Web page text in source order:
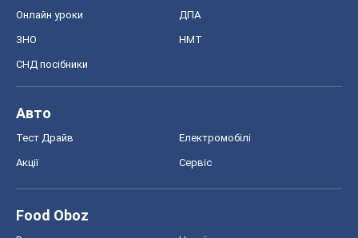
Онлайн уроки ДПА
ЗНО НМТ
СНД посібники
Авто
Тест Драйв Електромобілі
Акції Сервіс
Food Oboz